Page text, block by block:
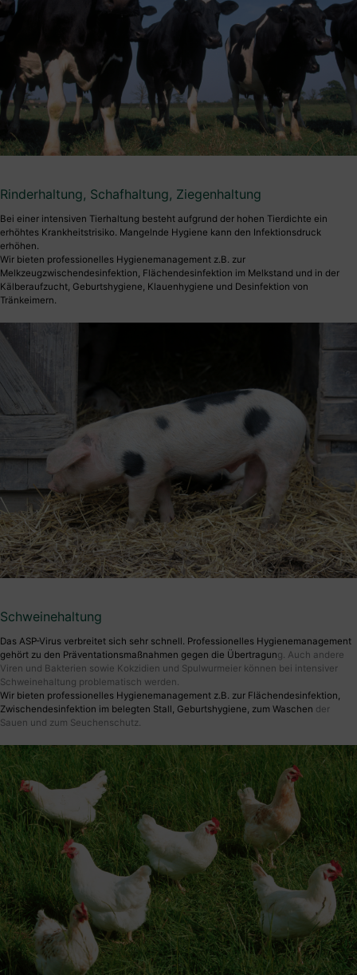
Rinderhaltung, Schafhaltung, Ziegenhaltung
Bei einer intensiven Tierhaltung besteht aufgrund der hohen Tierdichte ein
erhöhtes Krankheitstrisiko. Mangelnde Hygiene kann den Infektionsdruck
erhöhen.
Wir bieten professionelles Hygienemanagement z.B. zur
Melkzeugzwischendesinfektion, Flächendesinfektion im Melkstand und in der
Kälberaufzucht, Geburtshygiene, Klauenhygiene und Desinfektion von
Tränkeimern.
Schweinehaltung
Das ASP-Virus verbreitet sich sehr schnell. Professionelles Hygienemanagement
gehört zu den Präventationsmaßnahmen gegen die Übertragung. Auch andere
Viren und Bakterien sowie Kokzidien und Spulwurmeier können bei intensiver
Schweinehaltung problematisch werden.
Wir bieten professionelles Hygienemanagement z.B. zur Flächendesinfektion,
Zwischendesinfektion im belegten Stall, Geburtshygiene, zum Waschen der
Sauen und zum Seuchenschutz.